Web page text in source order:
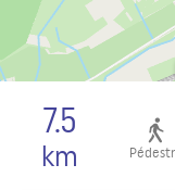
7.5
km